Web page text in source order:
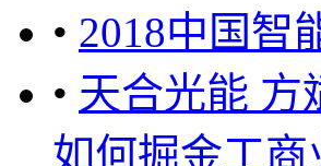
• 2018中国智
• 天合光能 方
如何掘金工